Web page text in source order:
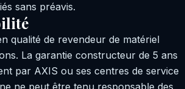
sans préavis.
qualité de revendeur de matériel
La garantie constructeur de 5 ans
par AXIS ou ses centres de service
ne peut être tenu responsable des